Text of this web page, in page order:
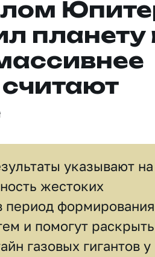
планету
указывают на
жестоких
период формирования
и помогут раскрыть
газовых гигантов у